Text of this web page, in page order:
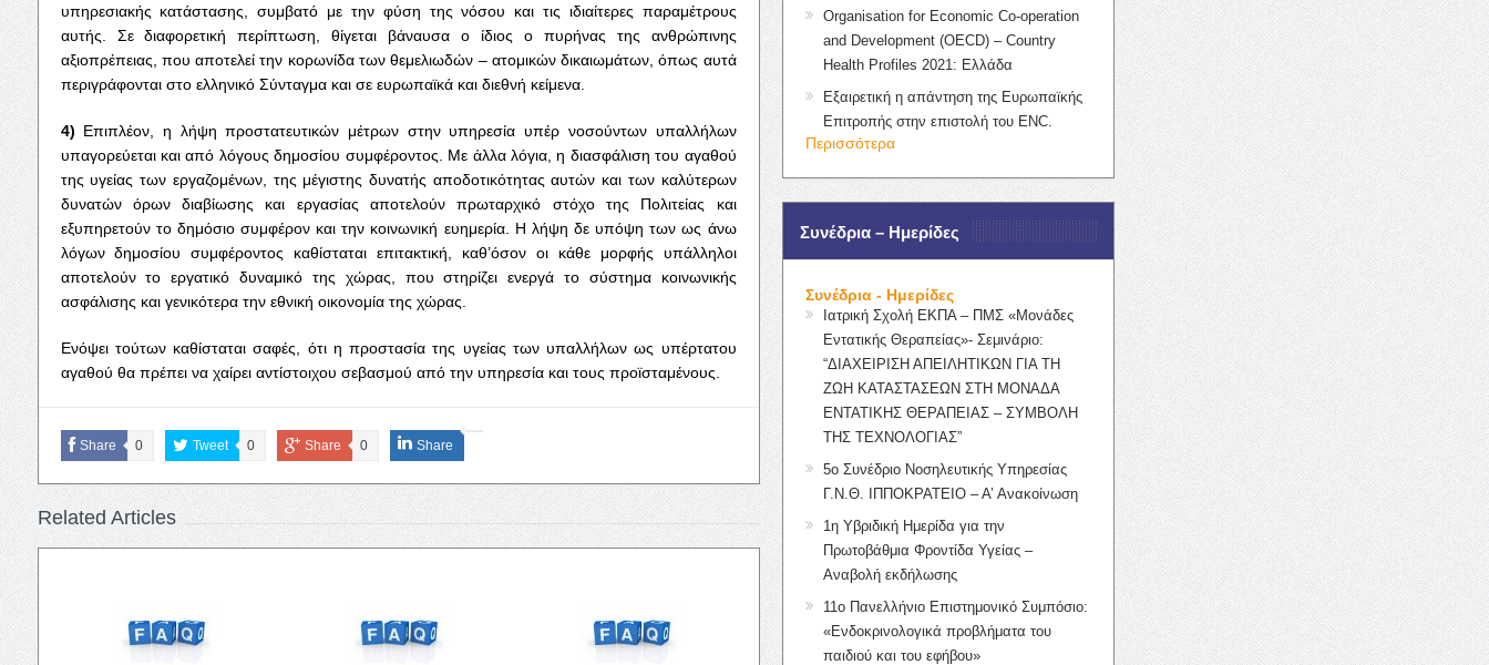
υπηρεσιακής κατάστασης, συμβατό με την φύση της νόσου και τις ιδιαίτερες παραμέτρους
αυτής. Σε διαφορετική περίπτωση, θίγεται βάναυσα ο ίδιος ο πυρήνας της ανθρώπινης
αξιοπρέπειας, που αποτελεί την κορωνίδα των θεμελιωδών – ατομικών δικαιωμάτων, όπως αυτά
περιγράφονται στο ελληνικό Σύνταγμα και σε ευρωπαϊκά και διεθνή κείμενα.
4) Επιπλέον, η λήψη προστατευτικών μέτρων στην υπηρεσία υπέρ νοσούντων υπαλλήλων
υπαγορεύεται και από λόγους δημοσίου συμφέροντος. Με άλλα λόγια, η διασφάλιση του αγαθού
της υγείας των εργαζομένων, της μέγιστης δυνατής αποδοτικότητας αυτών και των καλύτερων
δυνατών όρων διαβίωσης και εργασίας αποτελούν πρωταρχικό στόχο της Πολιτείας και
εξυπηρετούν το δημόσιο συμφέρον και την κοινωνική ευημερία. Η λήψη δε υπόψη των ως άνω
λόγων δημοσίου συμφέροντος καθίσταται επιτακτική, καθ’όσον οι κάθε μορφής υπάλληλοι
αποτελούν το εργατικό δυναμικό της χώρας, που στηρίζει ενεργά το σύστημα κοινωνικής
ασφάλισης και γενικότερα την εθνική οικονομία της χώρας.
Ενόψει τούτων καθίσταται σαφές, ότι η προστασία της υγείας των υπαλλήλων ως υπέρτατου
αγαθού θα πρέπει να χαίρει αντίστοιχου σεβασμού από την υπηρεσία και τους προϊσταμένους.
Share 0 Tweet 0 Share 0 Share
Related Articles
Organisation for Economic Co-operation
and Development (OECD) – Country
Health Profiles 2021: Ελλάδα
Εξαιρετική η απάντηση της Ευρωπαϊκής
Επιτροπής στην επιστολή του ENC.
Περισσότερα
Συνέδρια – Ημερίδες
Συνέδρια - Ημερίδες
Ιατρική Σχολή ΕΚΠΑ – ΠΜΣ «Μονάδες
Εντατικής Θεραπείας»- Σεμινάριο:
“ΔΙΑΧΕΙΡΙΣΗ ΑΠΕΙΛΗΤΙΚΩΝ ΓΙΑ ΤΗ
ΖΩΗ ΚΑΤΑΣΤΑΣΕΩΝ ΣΤΗ ΜΟΝΑΔΑ
ΕΝΤΑΤΙΚΗΣ ΘΕΡΑΠΕΙΑΣ – ΣΥΜΒΟΛΗ
ΤΗΣ ΤΕΧΝΟΛΟΓΙΑΣ”
5ο Συνέδριο Νοσηλευτικής Υπηρεσίας
Γ.Ν.Θ. ΙΠΠΟΚΡΑΤΕΙΟ – Α’ Ανακοίνωση
1η Υβριδική Ημερίδα για την
Πρωτοβάθμια Φροντίδα Υγείας –
Αναβολή εκδήλωσης
11ο Πανελλήνιο Επιστημονικό Συμπόσιο:
«Ενδοκρινολογικά προβλήματα του
παιδιού και του εφήβου»